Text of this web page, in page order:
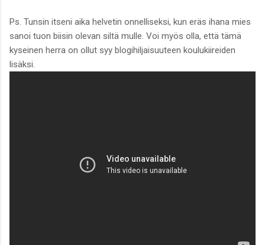
Ps. Tunsin itseni aika helvetin onnelliseksi, kun eräs ihana mies
sanoi tuon biisin olevan siltä mulle. Voi myös olla, että tämä
kyseinen herra on ollut syy blogihiljaisuuteen koulukiireiden
lisäksi.